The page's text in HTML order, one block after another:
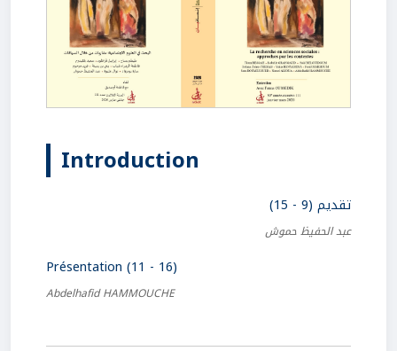
Introduction
تقديم (9 - 15)
عبد الحفيظ حموش
Présentation (11 - 16)
Abdelhafid HAMMOUCHE